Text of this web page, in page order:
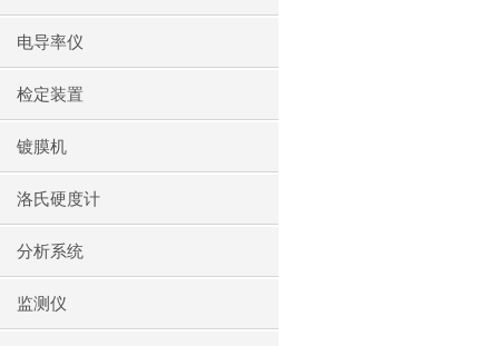
电导率仪
检定装置
镀膜机
洛氏硬度计
分析系统
监测仪